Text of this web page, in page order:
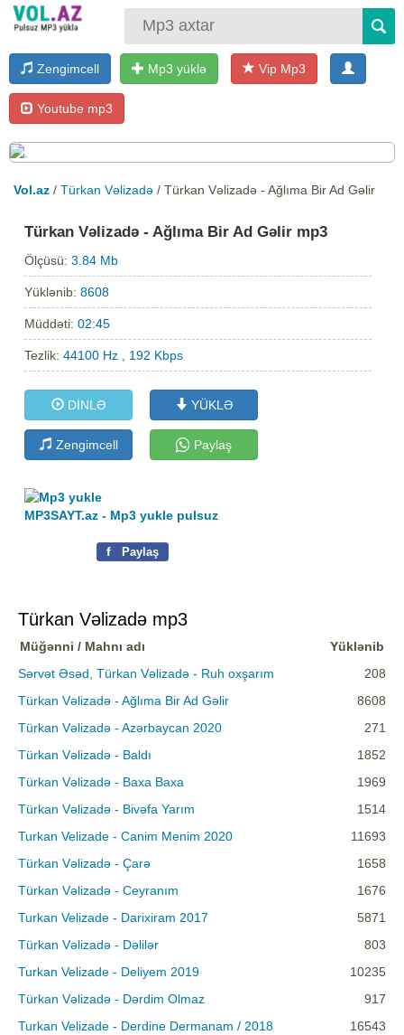
Zengimcell Mp3 yüklə Vip Mp3
Youtube mp3
Vol.az / Türkan Vəlizadə / Türkan Vəlizadə - Ağlıma Bir Ad Gəlir
Türkan Vəlizadə - Ağlıma Bir Ad Gəlir mp3
Ölçüsü:3.84 Mb
Yüklənib:8608
Müddəti:02:45
Tezlik:44100 Hz , 192 Kbps
DİNLƏ YÜKLƏ
Zengimcell Paylaş
MP3SAYT.az - Mp3 yukle pulsuz
f Paylaş
Türkan Vəlizadə mp3
Müğənni / Mahnı adı
Yüklənib
Sərvət Əsəd, Türkan Vəlizadə - Ruh oxşarım
208
Türkan Vəlizadə - Ağlıma Bir Ad Gəlir
8608
Türkan Vəlizadə - Azərbaycan 2020
271
Türkan Vəlizadə - Baldı
1852
Türkan Vəlizadə - Baxa Baxa
1969
Türkan Vəlizadə - Bivəfa Yarım
1514
Turkan Velizade - Canim Menim 2020
11693
Türkan Vəlizadə - Çarə
1658
Türkan Vəlizadə - Ceyranım
1676
Turkan Velizade - Darixiram 2017
5871
Türkan Vəlizadə - Dəlilər
803
Turkan Velizade - Deliyem 2019
10235
Türkan Vəlizadə - Dərdim Olmaz
917
Turkan Velizade - Derdine Dermanam / 2018
16543